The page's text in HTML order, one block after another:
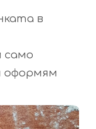
в
само
оформям